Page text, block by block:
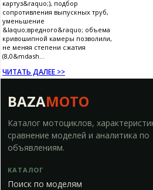
картуз&raquo;), подбор
сопротивления выпускных труб,
уменьшение
&laquo;вредного&raquo; объема
кривошипной камеры позволили,
не меняя степени сжатия
(8,0&mdash...
ЧИТАТЬ ДАЛЕЕ >>
BAZAMOTO
Каталог мотоциклов,
сравнение моделей и аналитика по
объявлениям.
КАТАЛОГ
Поиск по моделям